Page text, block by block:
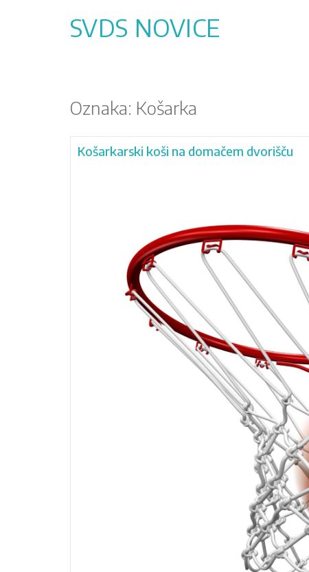
SVDS NOVICE
Oznaka: Košarka
Košarkarski koši na domačem dvorišču